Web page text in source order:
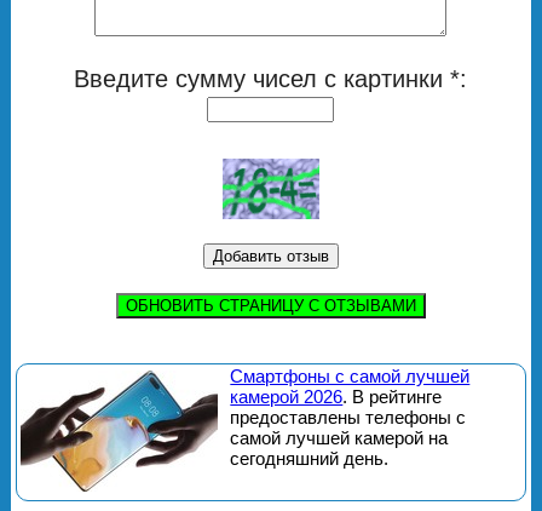
Введите сумму чисел с картинки *:
ОБНОВИТЬ СТРАНИЦУ С ОТЗЫВАМИ
Смартфоны с самой лучшей
камерой 2026. В рейтинге
предоставлены телефоны с
самой лучшей камерой на
сегодняшний день.